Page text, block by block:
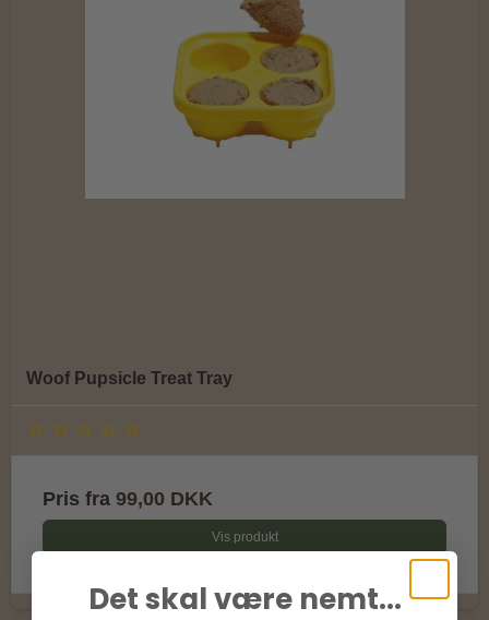
Woof Pupsicle Treat Tray
Pris fra 99,00 DKK
Vis produkt
Det skal være nemt...